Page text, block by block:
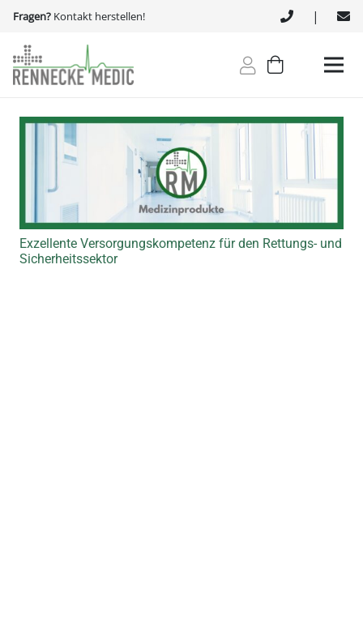
Fragen? Kontakt herstellen! |
Exzellente Versorgungskompetenz für den Rettungs- und
Sicherheitssektor